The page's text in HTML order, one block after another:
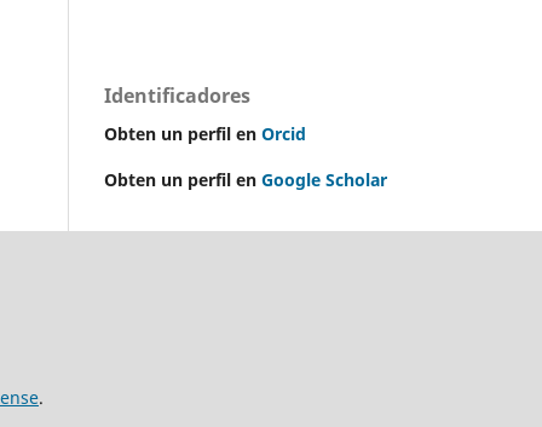
Identificadores
Obten un perfil en Orcid
Obten un perfil en Google Scholar
.